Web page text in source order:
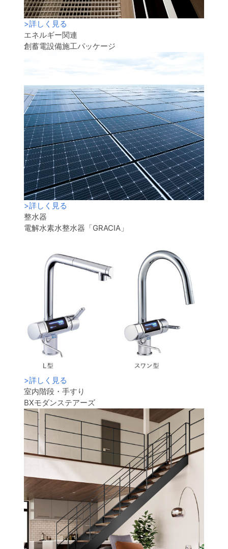
>詳しく見る
エネルギー関連
創蓄電設備施工パッケージ
>詳しく見る
整水器
電解水素水整水器「GRACIA」
>詳しく見る
室内階段・手すり
BXモダンステアーズ